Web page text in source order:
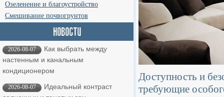
Озеленение и благоустройство
Смешивание почвогрунтов
2026-08-07
Как выбрать между
настенным и канальным
кондиционером
2026-08-07
Идеальный контраст
Доступность и
требующие